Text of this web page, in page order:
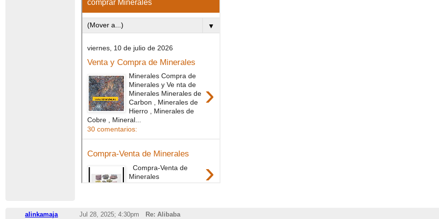
alinkamaja Jul 28, 2025; 4:30pm Re: Alibaba